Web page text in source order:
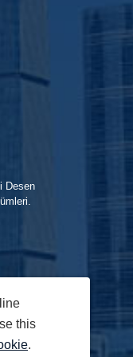
renkli silikon
sürülmesi için
Desen
this
.